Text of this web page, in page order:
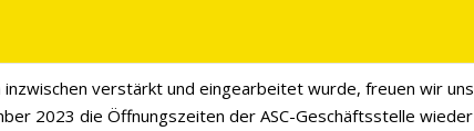
verstärkt und eingearbeitet wurde, freuen wir uns
2023 die Öffnungszeiten der ASC-Geschäftsstelle wieder